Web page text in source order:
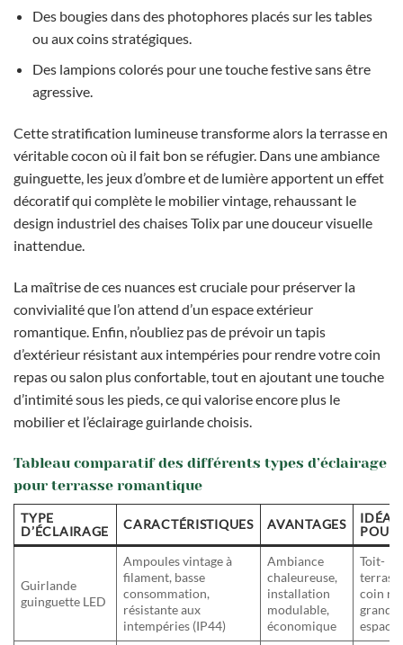
Des bougies dans des photophores placés sur les tables
ou aux coins stratégiques.
Des lampions colorés pour une touche festive sans être
agressive.
Cette stratification lumineuse transforme alors la terrasse en
véritable cocon où il fait bon se réfugier. Dans une ambiance
guinguette, les jeux d’ombre et de lumière apportent un effet
décoratif qui complète le mobilier vintage, rehaussant le
design industriel des chaises Tolix par une douceur visuelle
inattendue.
La maîtrise de ces nuances est cruciale pour préserver la
convivialité que l’on attend d’un espace extérieur
romantique. Enfin, n’oubliez pas de prévoir un tapis
d’extérieur résistant aux intempéries pour rendre votre coin
repas ou salon plus confortable, tout en ajoutant une touche
d’intimité sous les pieds, ce qui valorise encore plus le
mobilier et l’éclairage guirlande choisis.
Tableau comparatif des différents types d’éclairage
pour terrasse romantique
TYPE
D’ÉCLAIRAGE
CARACTÉRISTIQUES AVANTAGES
IDÉAL
POUR
Guirlande
guinguette LED
Ampoules vintage à
filament, basse
consommation,
résistante aux
intempéries (IP44)
Ambiance
chaleureuse,
installation
modulable,
économique
Toit-
coin
grands
espaces